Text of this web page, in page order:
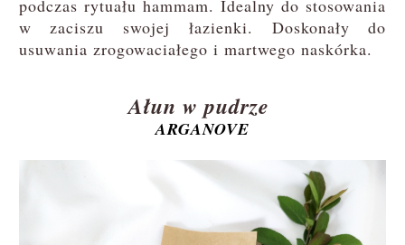
podczas rytuału hammam. Idealny do stosowania
w zaciszu swojej łazienki. Doskonały do
usuwania zrogowaciałego i martwego naskórka.
Ałun w pudrze
ARGANOVE